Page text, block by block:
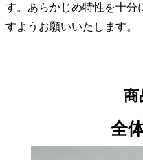
す。あらかじめ特性を十分
すようお願いいたします。
商
全